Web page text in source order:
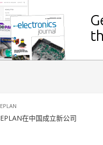
EPLAN
EPLAN在中国成立新公司